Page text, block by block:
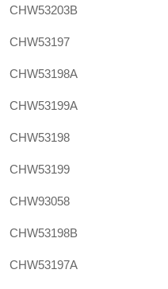
CHW53203B
CHW53197
CHW53198A
CHW53199A
CHW53198
CHW53199
CHW93058
CHW53198B
CHW53197A